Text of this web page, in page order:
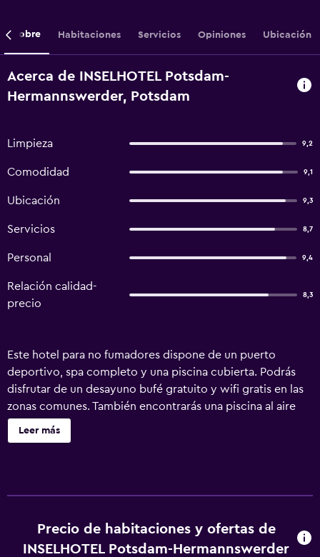
Sobre Habitaciones Servicios Opiniones Ubicación
Acerca de INSELHOTEL Potsdam-
Hermannswerder, Potsdam
Limpieza 9,2
Comodidad 9,1
Ubicación 9,3
Servicios 8,7
Personal 9,4
Relación calidad-
precio
8,3
Este hotel para no fumadores dispone de un puerto
deportivo, spa completo y una piscina cubierta. Podrás
disfrutar de un desayuno bufé gratuito y wifi gratis en las
zonas comunes. También encontrarás una piscina al aire
libre, un restaurante y un centro de bienestar. INSELHOTEL
Potsdam - Hermannswerder ofrece 88 alojamientos con
Los servicios para las personas de negocios incluyen
escritorio y teléfono. Se ofrece servicio de limpieza todos
Leer más
Precio de habitaciones y ofertas de
INSELHOTEL Potsdam-Hermannswerder